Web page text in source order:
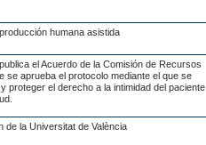
humana asistida
el Acuerdo de la Comisión de Recursos
se aprueba el protocolo mediante el que se
proteger el derecho a la intimidad del paciente
de la Universitat de València